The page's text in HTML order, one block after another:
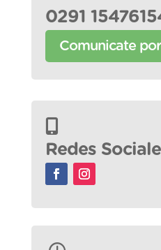
0291
Comunicate
Redes